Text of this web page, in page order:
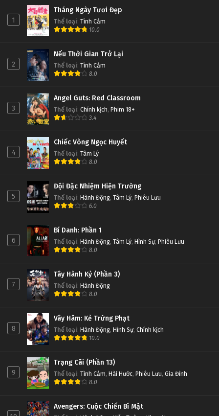
1
Tháng Ngày Tươi Đẹp
Thể loại: Tình Cảm
10.0
2
Nếu Thời Gian Trở Lại
Thể loại: Tình Cảm
8.0
3
Angel Guts: Red Classroom
Thể loại: Chính kịch, Phim 18+
3.4
4
Chiếc Vòng Ngọc Huyết
Thể loại: Tâm Lý
8.0
5
Đội Đặc Nhiệm Hiện Trường
Thể loại: Hành Động, Tâm Lý, Phiêu Lưu
6.0
6
Bí Danh: Phần 1
Thể loại: Hành Động, Tâm Lý, Hình Sự, Phiêu Lưu
8.0
7
Tây Hành Kỷ (Phần 3)
Thể loại: Hành Động
8.0
8
Vây Hãm: Kẻ Trừng Phạt
Thể loại: Hành Động, Hình Sự, Chính kịch
10.0
9
Trạng Cãi (Phần 13)
Thể loại: Tình Cảm, Hài Hước, Phiêu Lưu, Gia Đình
8.0
Avengers: Cuộc Chiến Bí Mật